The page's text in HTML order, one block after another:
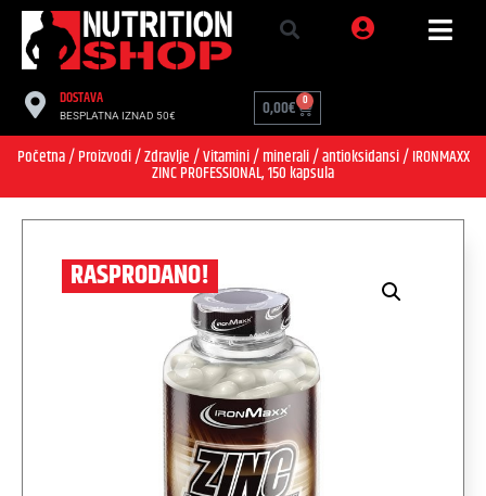
DOSTAVA
BESPLATNA IZNAD 50€ 0,00€ 0
Početna/Proizvodi/Zdravlje/Vitamini / minerali / antioksidansi/ IRONMAXX
ZINC PROFESSIONAL, 150 kapsula
RASPRODANO!